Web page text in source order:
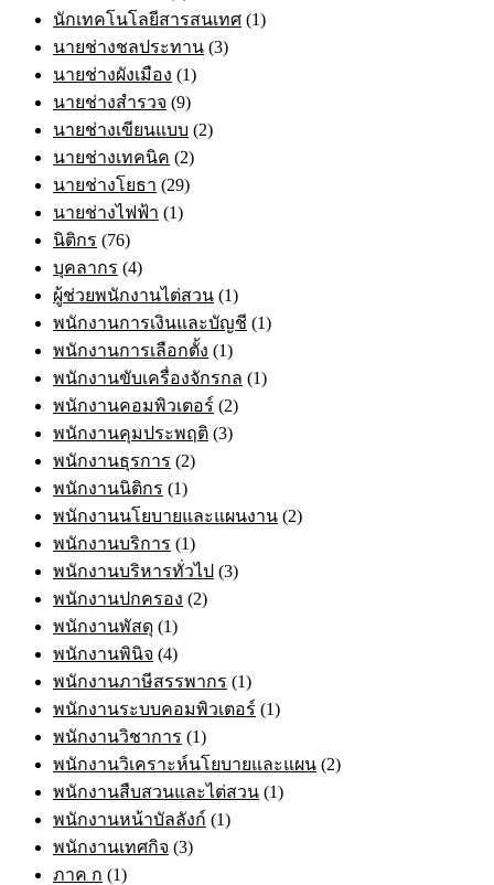
นักเทคโนโลยีสารสนเทศ (1)
นายช่างชลประทาน (3)
นายช่างผังเมือง (1)
นายช่างสำรวจ (9)
นายช่างเขียนแบบ (2)
นายช่างเทคนิค (2)
นายช่างโยธา (29)
นายช่างไฟฟ้า (1)
นิติกร (76)
บุคลากร (4)
ผู้ช่วยพนักงานไต่สวน (1)
พนักงานการเงินและบัญชี (1)
พนักงานการเลือกตั้ง (1)
พนักงานขับเครื่องจักรกล (1)
พนักงานคอมพิวเตอร์ (2)
พนักงานคุมประพฤติ (3)
พนักงานธุรการ (2)
พนักงานนิติกร (1)
พนักงานนโยบายและแผนงาน (2)
พนักงานบริการ (1)
พนักงานบริหารทั่วไป (3)
พนักงานปกครอง (2)
พนักงานพัสดุ (1)
พนักงานพินิจ (4)
พนักงานภาษีสรรพากร (1)
พนักงานระบบคอมพิวเตอร์ (1)
พนักงานวิชาการ (1)
พนักงานวิเคราะห์นโยบายและแผน (2)
พนักงานสืบสวนและไต่สวน (1)
พนักงานหน้าบัลลังก์ (1)
พนักงานเทศกิจ (3)
ภาค ก (1)